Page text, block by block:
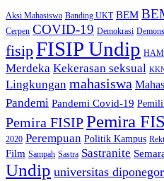
Aksi Mahasiswa Banding UKT BEM
Cerpen COVID-19 Demokrasi
fisipFISIP Undip HAM
Merdeka Kekerasan seksual
Lingkungan mahasiswa
Pandemi Pandemi Covid-19
Pemira FISIPPemira
2020 Perempuan Politik Kampus
Film Sampah Sastra Sastranite
Undip universitas